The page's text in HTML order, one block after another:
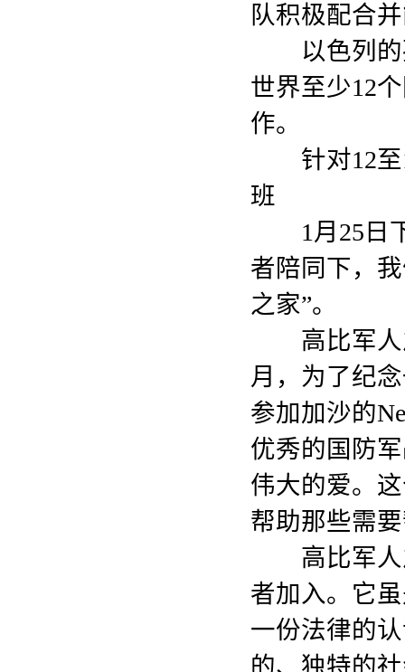
队积极配合
以色列的
世界至少12
作。
针对12至
班
1月25日下
者陪同下，
之家”。
高比军人
月，为了纪
参加加沙的
优秀的国防
伟大的爱。
帮助那些需
高比军人
者加入。它
一份法律的
的、独特的